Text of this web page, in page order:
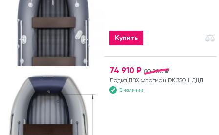
Купить
80 200 ₽
74 910 ₽
Лодка ПВХ Флагман DK 350 НДНД
В наличии